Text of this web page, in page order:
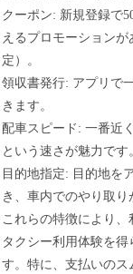
クーポン: 新規登録で
えるプロモーション
定）。
領収書発行: アプリで
きます。
配車スピード: 一番近
という速さが魅力です
目的地指定: 目的地を
き、車内でのやり取り
これらの特徴により
タクシー利用体験を
す。特に、支払いのス